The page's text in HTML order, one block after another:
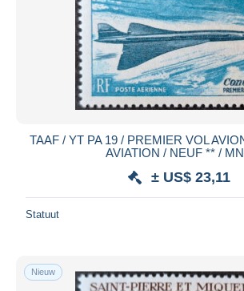
TAAF / YT PA 19 / PREMIER VOL
AVIATION / NEUF ** /
± US$ 23,11
Statuut
Nieuw